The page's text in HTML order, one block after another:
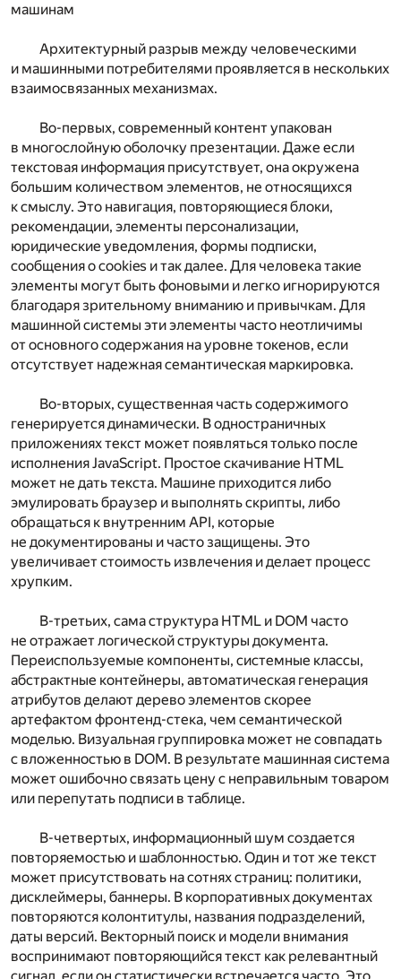
машинам
Архитектурный разрыв между человеческими
и машинными потребителями проявляется в нескольких
взаимосвязанных механизмах.
Во-первых, современный контент упакован
в многослойную оболочку презентации. Даже если
текстовая информация присутствует, она окружена
большим количеством элементов, не относящихся
к смыслу. Это навигация, повторяющиеся блоки,
рекомендации, элементы персонализации,
юридические уведомления, формы подписки,
сообщения о cookies и так далее. Для человека такие
элементы могут быть фоновыми и легко игнорируются
благодаря зрительному вниманию и привычкам. Для
машинной системы эти элементы часто неотличимы
от основного содержания на уровне токенов, если
отсутствует надежная семантическая маркировка.
Во-вторых, существенная часть содержимого
генерируется динамически. В одностраничных
приложениях текст может появляться только после
исполнения JavaScript. Простое скачивание HTML
может не дать текста. Машине приходится либо
эмулировать браузер и выполнять скрипты, либо
обращаться к внутренним API, которые
не документированы и часто защищены. Это
увеличивает стоимость извлечения и делает процесс
хрупким.
В-третьих, сама структура HTML и DOM часто
не отражает логической структуры документа.
Переиспользуемые компоненты, системные классы,
абстрактные контейнеры, автоматическая генерация
атрибутов делают дерево элементов скорее
артефактом фронтенд-стека, чем семантической
моделью. Визуальная группировка может не совпадать
с вложенностью в DOM. В результате машинная система
может ошибочно связать цену с неправильным товаром
или перепутать подписи в таблице.
В-четвертых, информационный шум создается
повторяемостью и шаблонностью. Один и тот же текст
может присутствовать на сотнях страниц: политики,
дисклеймеры, баннеры. В корпоративных документах
повторяются колонтитулы, названия подразделений,
даты версий. Векторный поиск и модели внимания
воспринимают повторяющийся текст как релевантный